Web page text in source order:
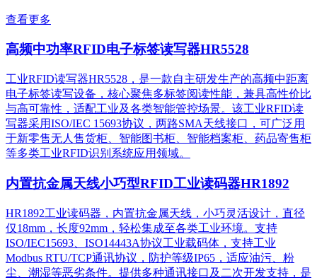
查看更多
高频中功率RFID电子标签读写器HR5528
工业RFID读写器HR5528，是一款自主研发生产的高频中距离
电子标签读写设备，核心聚焦多标签阅读性能，兼具高性价比
与高可靠性，适配工业及各类智能管控场景。该工业RFID读
写器采用ISO/IEC 15693协议，两路SMA天线接口，可广泛用
于新零售无人售货柜、智能图书柜、智能档案柜、药品寄售柜
等多类工业RFID识别系统应用领域。
内置抗金属天线小巧型RFID工业读码器HR1892
HR1892工业读码器，内置抗金属天线，小巧灵活设计，直径
仅18mm，长度92mm，轻松集成至各类工业环境。支持
ISO/IEC15693、ISO14443A协议工业载码体，支持工业
Modbus RTU/TCP通讯协议，防护等级IP65，适应油污、粉
尘、潮湿等恶劣条件。提供多种通讯接口及二次开发支持，是